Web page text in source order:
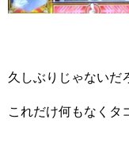
久しぶりじゃないだ
これだけ何もなくタ